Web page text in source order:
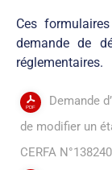
Ces
demande de
réglementaires.
Demande
de modifier un
CERFA